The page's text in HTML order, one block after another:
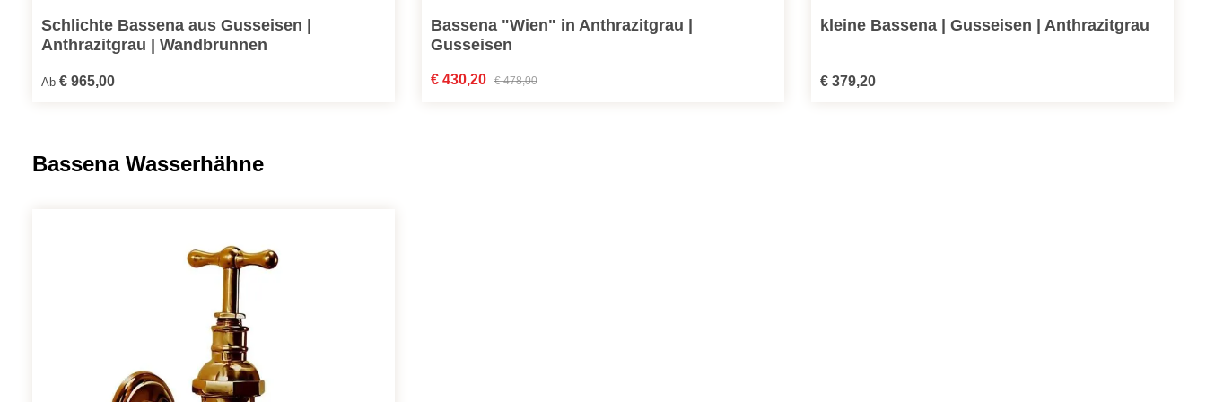
Schlichte Bassena aus Gusseisen |
Anthrazitgrau | Wandbrunnen
Regulärer Preis:
Ab€ 965,00
Bassena "Wien" in Anthrazitgrau |
Gusseisen
Verkaufspreis:
€ 430,20 Regulärer Preis:
€ 478,00
kleine Bassena | Gusseisen | Anthrazitgrau
Regulärer Preis:
€ 379,20
Produktgalerie überspringen
Bassena Wasserhähne